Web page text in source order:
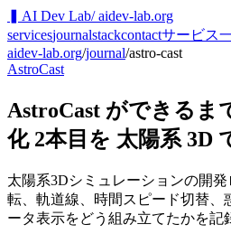
AI Dev Lab/ aidev-lab.org
servicesjournalstackcontactサービス
aidev-lab.org/journal/astro-cast
AstroCast
AstroCast ができる
化 2本目を 太陽系 3D
太陽系3Dシミュレーションの開発
転、軌道線、時間スピード切替、
ータ表示をどう組み立てたかを記